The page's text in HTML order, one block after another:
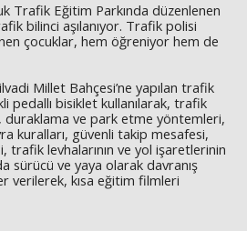
Trafik Eğitim Parkında düzenlenen
bilinci aşılanıyor. Trafik polisi
çocuklar, hem öğreniyor hem de
Millet Bahçesi’ne yapılan trafik
pedallı bisiklet kullanılarak, trafik
duraklama ve park etme yöntemleri,
kuralları, güvenli takip mesafesi,
trafik levhalarının ve yol işaretlerinin
sürücü ve yaya olarak davranış
verilerek, kısa eğitim filmleri